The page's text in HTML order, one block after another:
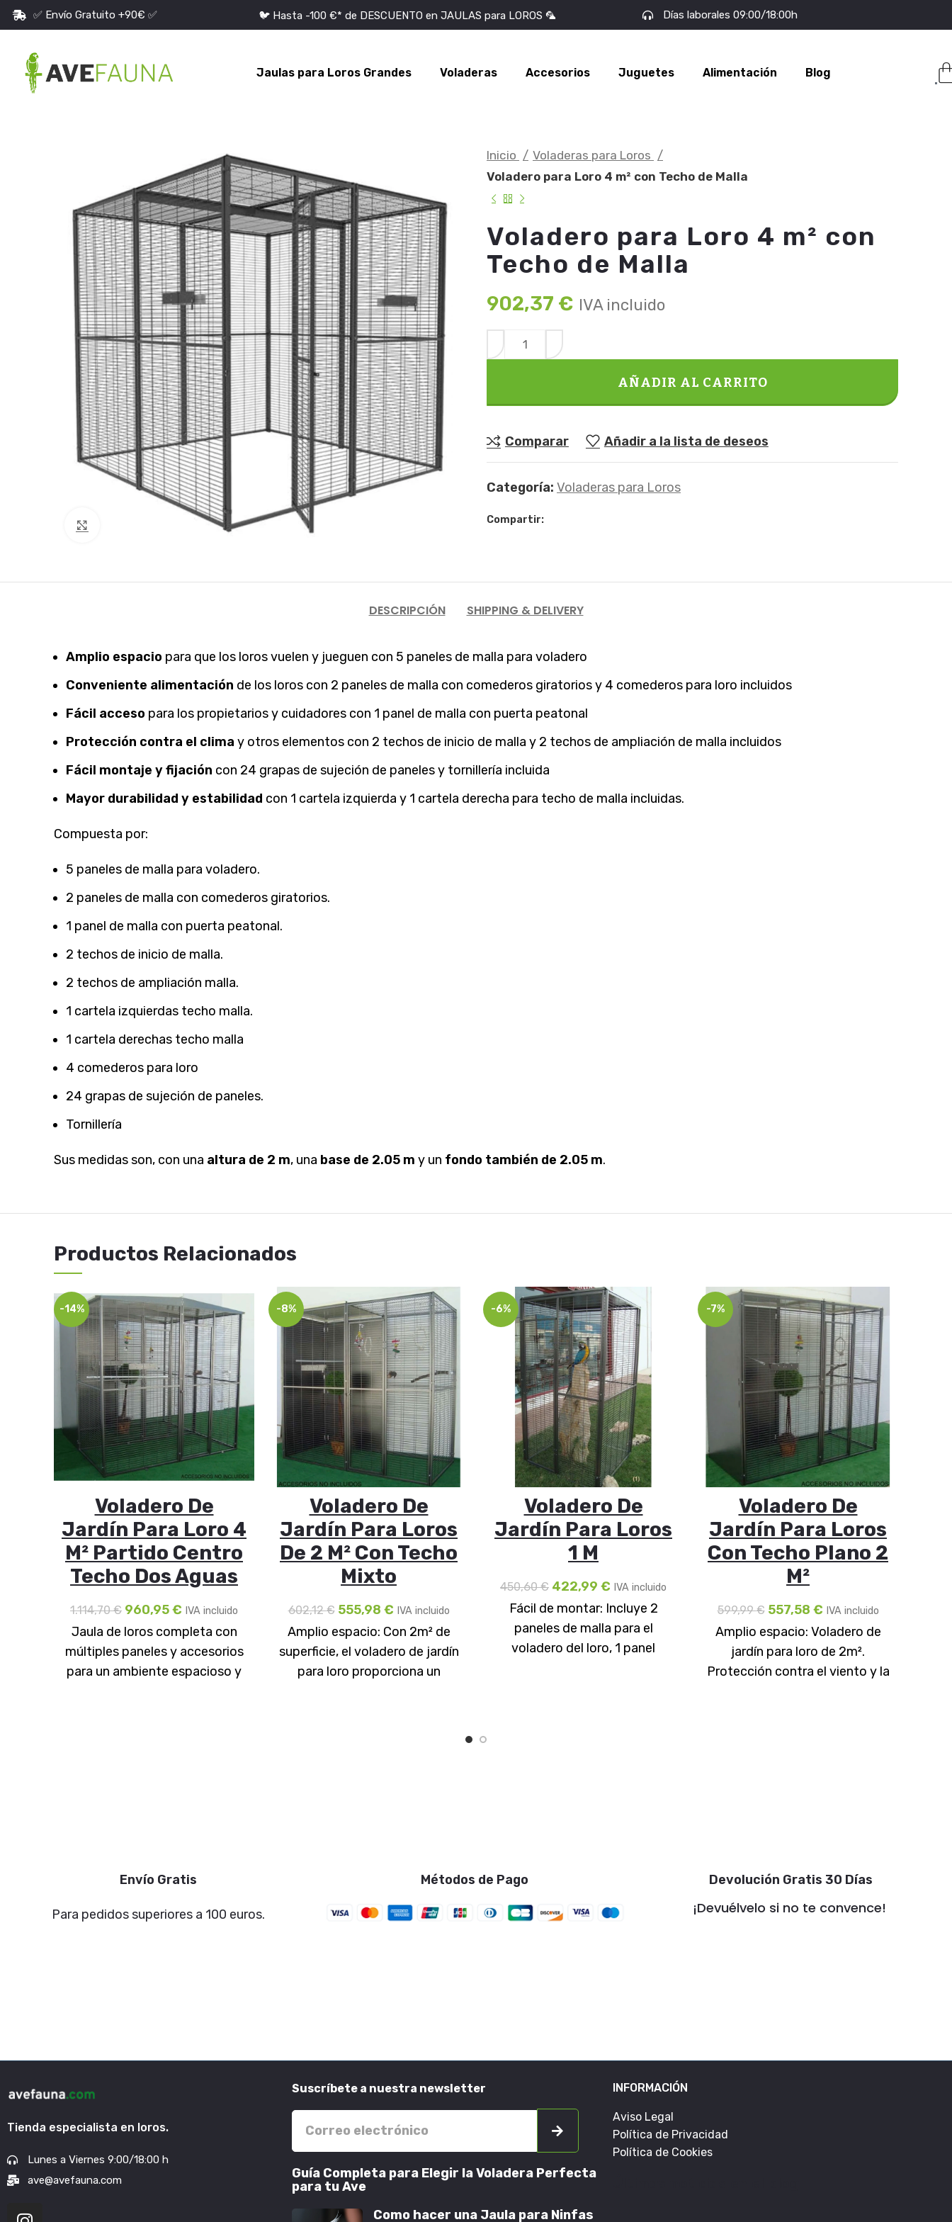
✅ Envío Gratuito +90€ ✅ 🐦 Hasta -100 €* de DESCUENTO en JAULAS para LOROS 🦜 Días laborales 09:00/18:00h
Jaulas para Loros Grandes Voladeras Accesorios Juguetes Alimentación Blog
Inicio
Voladeras para Loros
Voladero para Loro 4 m² con Techo de Malla
Voladero para Loro 4 m² con
Techo de Malla
902,37 € IVA incluido
AÑADIR AL CARRITO
Comparar Añadir a la lista de deseos
Categoría: Voladeras para Loros
Compartir:
DESCRIPCIÓN SHIPPING & DELIVERY
Amplio espacio para que los loros vuelen y jueguen con 5 paneles de malla para voladero
Conveniente alimentación de los loros con 2 paneles de malla con comederos giratorios y 4 comederos para loro incluidos
Fácil acceso para los propietarios y cuidadores con 1 panel de malla con puerta peatonal
Protección contra el clima y otros elementos con 2 techos de inicio de malla y 2 techos de ampliación de malla incluidos
Fácil montaje y fijación con 24 grapas de sujeción de paneles y tornillería incluida
Mayor durabilidad y estabilidad con 1 cartela izquierda y 1 cartela derecha para techo de malla incluidas.
Compuesta por:
5 paneles de malla para voladero.
2 paneles de malla con comederos giratorios.
1 panel de malla con puerta peatonal.
2 techos de inicio de malla.
2 techos de ampliación malla.
1 cartela izquierdas techo malla.
1 cartela derechas techo malla
4 comederos para loro
24 grapas de sujeción de paneles.
Tornillería
Sus medidas son, con una altura de 2 m, una base de 2.05 m y un fondo también de 2.05 m.
Productos Relacionados
-14%
Voladero De
Jardín Para Loro 4
M² Partido Centro
Techo Dos Aguas
1.114,70€ 960,95€ IVA incluido
Jaula de loros completa con
múltiples paneles y accesorios
para un ambiente espacioso y
-8%
Voladero De
Jardín Para Loros
De 2 M² Con Techo
Mixto
602,12€ 555,98 € IVA incluido
Amplio espacio: Con 2m² de
superficie, el voladero de jardín
para loro proporciona un
-6%
Voladero De
Jardín Para Loros
1 M
450,60€ 422,99 € IVA incluido
Fácil de montar: Incluye 2
paneles de malla para el
voladero del loro, 1 panel
-7%
Voladero De
Jardín Para Loros
Con Techo Plano 2
M²
599,99€ 557,58 € IVA incluido
Amplio espacio: Voladero de
jardín para loro de 2m².
Protección contra el viento y la
Envío Gratis
Para pedidos superiores a 100 euros.
Métodos de Pago Devolución Gratis 30 Días
¡Devuélvelo si no te convence!
Tienda especialista en loros.
Lunes a Viernes 9:00/18:00 h
ave@avefauna.com
Suscríbete a nuestra newsletter
Guía Completa para Elegir la Voladera Perfecta
para tu Ave
Como hacer una Jaula para Ninfas
INFORMACIÓN
Aviso Legal
Política de Privacidad
Política de Cookies